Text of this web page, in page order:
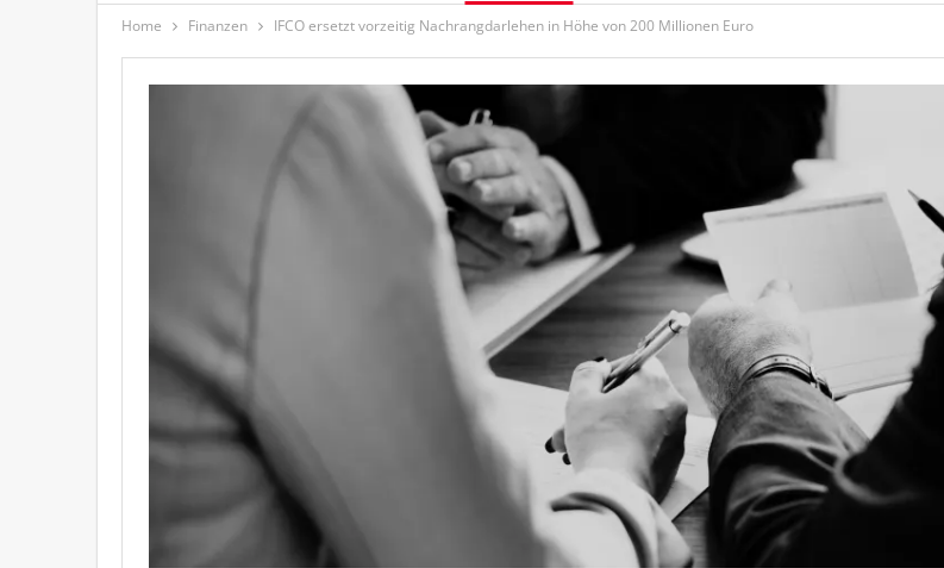
Home Finanzen IFCO ersetzt vorzeitig Nachrangdarlehen in Höhe von 200 Millionen Euro